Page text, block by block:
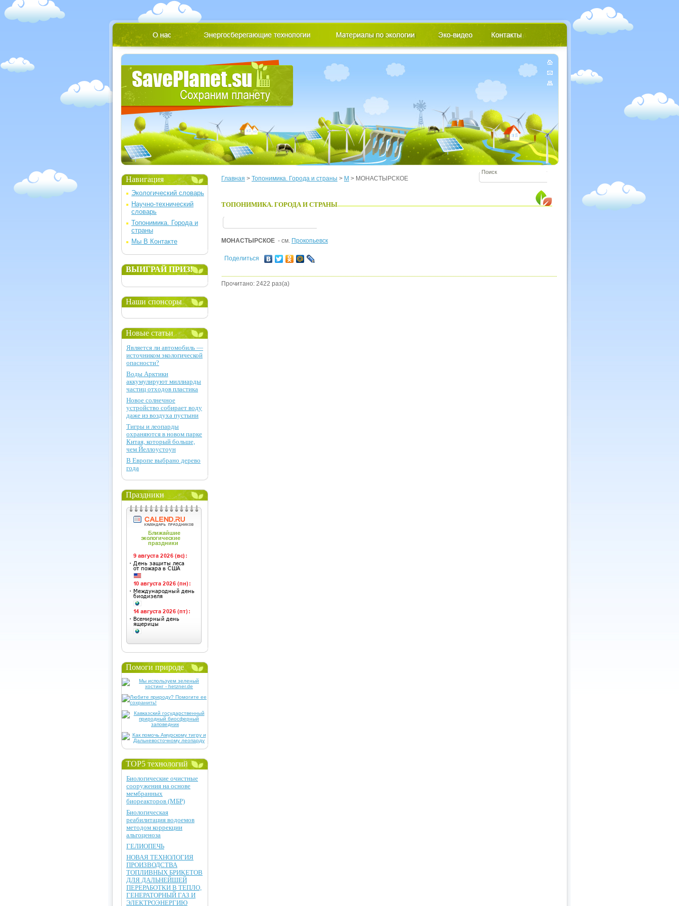
Главная > Топонимика. Города и страны > М > МОНАСТЫРСКОЕ
ТОПОНИМИКА. ГОРОДА И СТРАНЫ
МОНАСТЫРСКОЕ - см. Прокопьевск
Поделиться
Прочитано: 2422 раз(а)
Навигация
Экологический словарь
Научно-технический
словарь
Топонимика. Города и
страны
Мы В Контакте
ВЫИГРАЙ ПРИЗ!
Наши спонсоры
Новые статьи
Является ли автомобиль —
источником экологической
опасности?
Воды Арктики
аккумулируют миллиарды
частиц отходов пластика
Новое солнечное
устройство собирает воду
даже из воздуха пустыни
Тигры и леопарды
охраняются в новом парке
Китая, который больше,
чем Йеллоустоун
В Европе выбрано дерево
года
Праздники
Помоги природе
TOP5 технологий
Биологические очистные
сооружения на основе
мембранных
биореакторов (МБР)
Биологическая
реабилитация водоемов
методом коррекции
альгоценоза
ГЕЛИОПЕЧЬ
НОВАЯ ТЕХНОЛОГИЯ
ПРОИЗВОДСТВА
ТОПЛИВНЫХ БРИКЕТОВ
ДЛЯ ДАЛЬНЕЙШЕЙ
ПЕРЕРАБОТКИ В ТЕПЛО,
ГЕНЕРАТОРНЫЙ ГАЗ И
ЭЛЕКТРОЭНЕРГИЮ